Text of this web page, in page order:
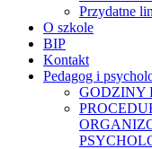
Przydatne
O szkole
BIP
Kontakt
Pedagog i
GODZINY